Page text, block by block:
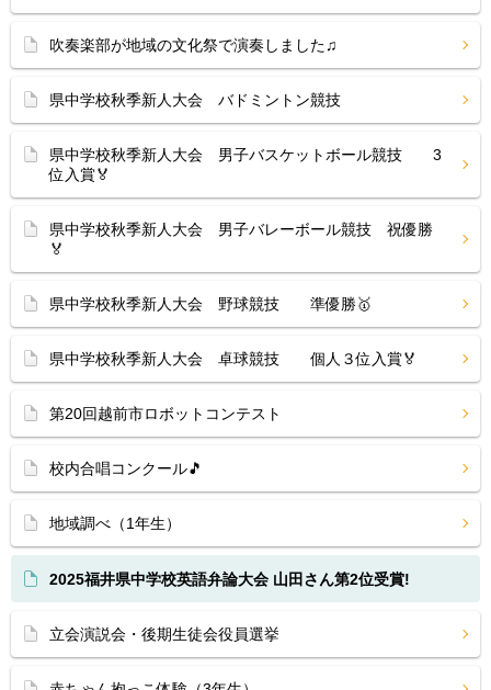
吹奏楽部が地域の文化祭で演奏しました♫
県中学校秋季新人大会 バドミントン競技
県中学校秋季新人大会 男子バスケットボール競技 3
位入賞🏅
県中学校秋季新人大会 男子バレーボール競技 祝優勝
🏅
県中学校秋季新人大会 野球競技 準優勝🥇
県中学校秋季新人大会 卓球競技 個人３位入賞🏅
第20回越前市ロボットコンテスト
校内合唱コンクール🎵
地域調べ（1年生）
2025福井県中学校英語弁論大会 山田さん第2位受賞!
立会演説会・後期生徒会役員選挙